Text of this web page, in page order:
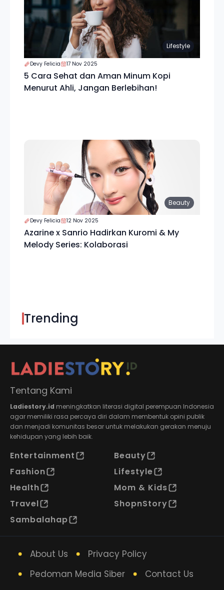
Lifestyle
Devy Felicia 17 Nov 2025
5 Cara Sehat dan Aman Minum Kopi
Menurut Ahli, Jangan Berlebihan!
Beauty
Devy Felicia 12 Nov 2025
Azarine x Sanrio Hadirkan Kuromi & My
Melody Series: Kolaborasi
Trending
Tentang Kami
Ladiestory.id meningkatkan literasi digital perempuan Indonesia
agar memiliki rasa percaya diri dalam membentuk opini publik
dan menjadi komunitas besar untuk melakukan gerakan menuju
kehidupan yang lebih baik.
Entertainment
Beauty
Fashion
Lifestyle
Health
Mom & Kids
Travel
ShopnStory
Sambalahap
About Us
Privacy Policy
Pedoman Media Siber
Contact Us